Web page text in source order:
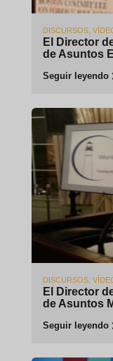
DISCURSOS,
El Director
de Asuntos
Seguir leyendo
DISCURSOS,
El Director
de Asuntos
Seguir leyendo